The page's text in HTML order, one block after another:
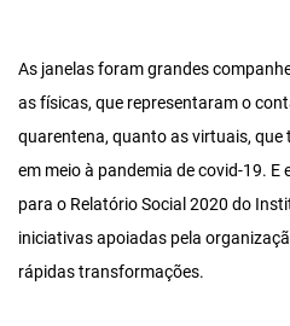
As janelas foram grandes
as físicas, que representaram o
quarentena, quanto as virtuais, que
em meio à pandemia de covid-19.
para o Relatório Social 2020 do
iniciativas apoiadas pela
rápidas transformações.